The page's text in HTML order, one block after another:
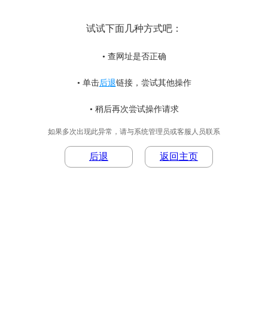
试试下面几种方式吧：
• 查网址是否正确
• 单击后退链接，尝试其他操作
• 稍后再次尝试操作请求
如果多次出现此异常，请与系统管理员或客服人员联系
后退 返回主页